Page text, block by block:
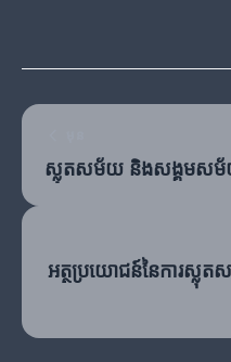
ស្លុតសម័យ និងសង្គមសម័យ
អត្ថប្រយោជន៍នៃការស្លុត